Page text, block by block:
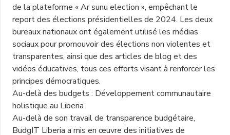
de la plateforme « Ar sunu election », empêchant le
report des élections présidentielles de 2024. Les deux
bureaux nationaux ont également utilisé les médias
sociaux pour promouvoir des élections non violentes et
transparentes, ainsi que des articles de blog et des
vidéos éducatives, tous ces efforts visant à renforcer les
principes démocratiques.
Au-delà des budgets : Développement communautaire
holistique au Liberia
Au-delà de son travail de transparence budgétaire,
BudgIT Liberia a mis en œuvre des initiatives de